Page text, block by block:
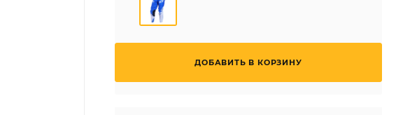
ДОБАВИТЬ В КОРЗИНУ